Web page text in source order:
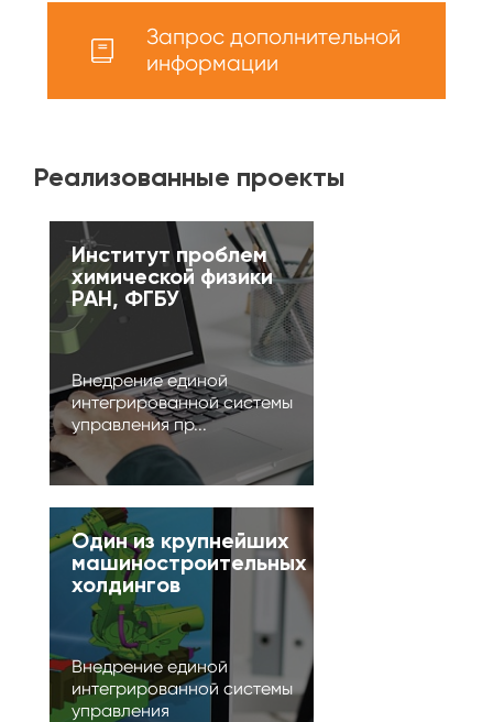
Запрос дополнительной
информации
Реализованные проекты
Институт проблем
химической физики
РАН, ФГБУ
Внедрение единой
интегрированной системы
управления пр...
Один из крупнейших
машиностроительных
холдингов
Внедрение единой
интегрированной системы
управления